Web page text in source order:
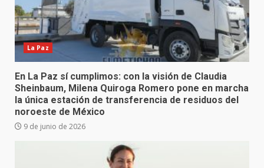
La Paz
En La Paz sí cumplimos: con la visión de Claudia
Sheinbaum, Milena Quiroga Romero pone en marcha
la única estación de transferencia de residuos del
noroeste de México
9 de junio de 2026